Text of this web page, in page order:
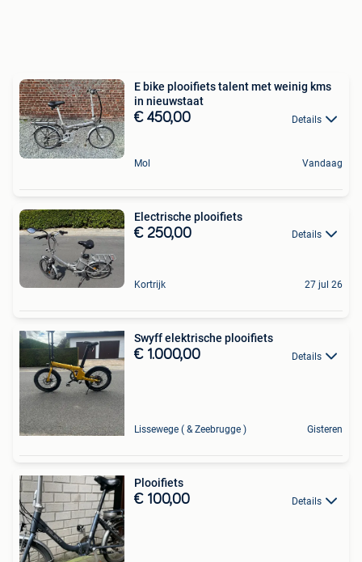
E bike plooifiets talent met weinig kms
in nieuwstaat
€ 450,00 Details
Mol Vandaag
Electrische plooifiets
€ 250,00 Details
Kortrijk 27 jul 26
Swyff elektrische plooifiets
€ 1.000,00 Details
Lissewege ( & Zeebrugge ) Gisteren
Plooifiets
€ 100,00 Details